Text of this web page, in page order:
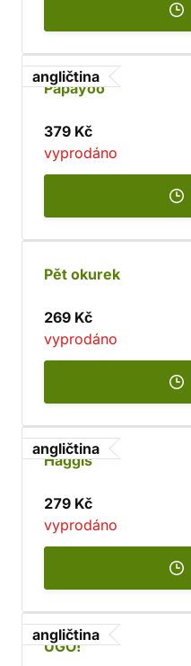
angličtina
Papayoo
379 Kč
vyprodáno
Pět okurek
269 Kč
vyprodáno
angličtina
Haggis
279 Kč
vyprodáno
angličtina
UGO!